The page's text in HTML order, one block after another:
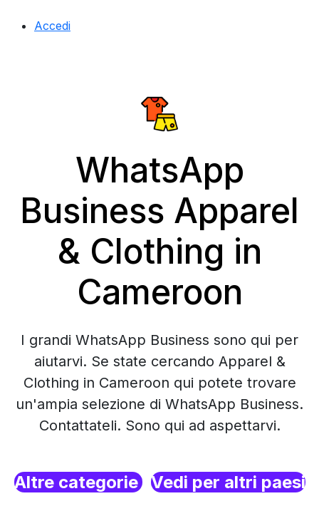
Accedi
WhatsApp
Business Apparel
& Clothing in
Cameroon
I grandi WhatsApp Business sono qui per
aiutarvi. Se state cercando Apparel &
Clothing in Cameroon qui potete trovare
un'ampia selezione di WhatsApp Business.
Contattateli. Sono qui ad aspettarvi.
Altre categorie Vedi per altri paesi